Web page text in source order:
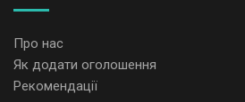
Про нас
Як додати оголошення
Рекомендації